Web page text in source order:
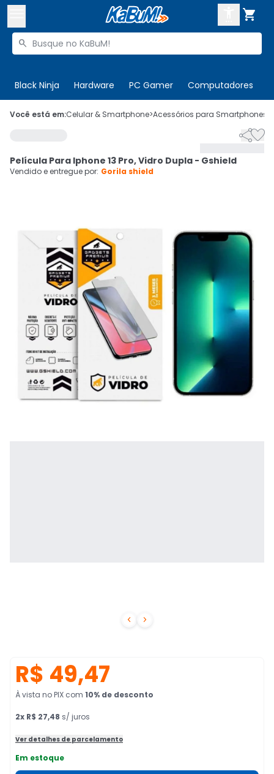

Buscar produtos

Black Ninja Hardware PC Gamer Computadores
 Olá. Acesse sua conta
Cupons
CADASTRE-SE
Você está em:Celular & Smartphone>Acessórios para Smartphones
 

Película Para Iphone 13 Pro, Vidro Dupla - Gshield
Vendido e entregue por: Gorila shield
R$ 49,47
À vista no PIX com 10% de desconto
2x R$ 27,48 s/ juros
Ver detalhes de parcelamento
Em estoque